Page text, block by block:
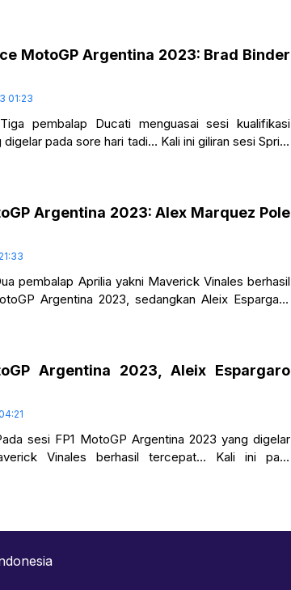
MotoGP Argentina 2023: Brad Binder
01:23
pembalap Ducati menguasai sesi kualifikasi
pada sore hari tadi… Kali ini giliran sesi Sprint
Argentina 2023: Alex Marquez Pole
pembalap Aprilia yakni Maverick Vinales berhasil
Argentina 2023, sedangkan Aleix Espargaro
Argentina 2023, Aleix Espargaro
sesi FP1 MotoGP Argentina 2023 yang digelar
Vinales berhasil tercepat… Kali ini para